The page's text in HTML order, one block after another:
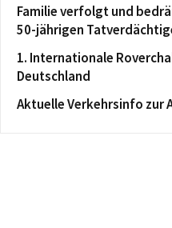
Familie verfolgt und
50-jährigen
1. Internationale
Deutschland
Aktuelle Verkehrsinfo zur